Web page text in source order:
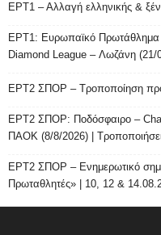
ΕΡΤ1 – Αλλαγή ελληνικής &
ΕΡΤ1: Ευρωπαϊκό Πρωτάθλημα
Diamond League – Λωζάνη
ΕΡΤ2 ΣΠΟΡ – Τροποποίηση
ΕΡΤ2 ΣΠΟΡ: Ποδόσφαιρο –
ΠΑΟΚ (8/8/2026) |
ΕΡΤ2 ΣΠΟΡ – Ενημερωτικό
Πρωταθλητές» | 10, 12 &